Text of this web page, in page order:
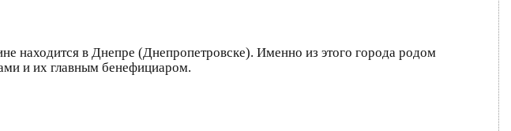
находится в Днепре (Днепропетровске). Именно из этого города родом
и их главным бенефициаром.